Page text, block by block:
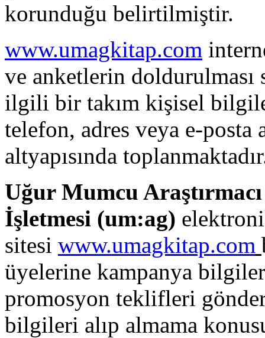
korunduğu belirtilmiştir.
www.umagkitap.com
ve anketlerin
ilgili bir takım kişisel
telefon, adres veya e-
altyapısında
Uğur Mumcu
İşletmesi (um:ag)
sitesi www.umagkitap.com
üyelerine kampanya
promosyon teklifleri
bilgileri alıp almama